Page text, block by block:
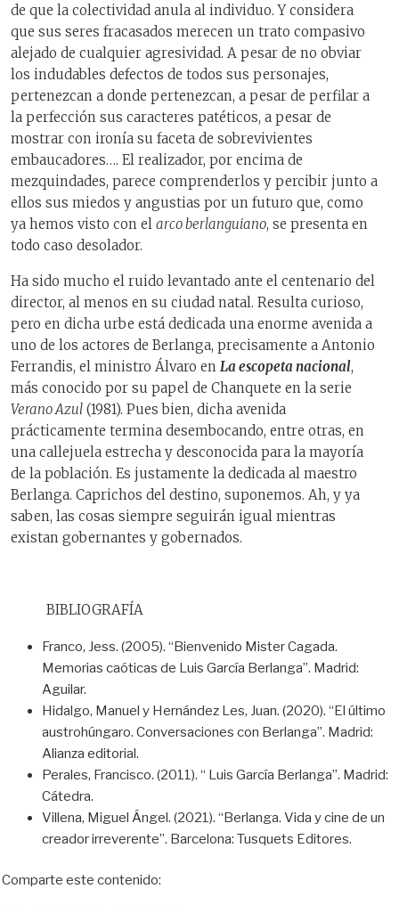
de que la colectividad anula al individuo. Y considera
que sus seres fracasados merecen un trato compasivo
alejado de cualquier agresividad. A pesar de no obviar
los indudables defectos de todos sus personajes,
pertenezcan a donde pertenezcan, a pesar de perfilar a
la perfección sus caracteres patéticos, a pesar de
mostrar con ironía su faceta de sobrevivientes
embaucadores…. El realizador, por encima de
mezquindades, parece comprenderlos y percibir junto a
ellos sus miedos y angustias por un futuro que, como
ya hemos visto con el arco berlanguiano, se presenta en
todo caso desolador.
Ha sido mucho el ruido levantado ante el centenario del
director, al menos en su ciudad natal. Resulta curioso,
pero en dicha urbe está dedicada una enorme avenida a
uno de los actores de Berlanga, precisamente a Antonio
Ferrandis, el ministro Álvaro en La escopeta nacional,
más conocido por su papel de Chanquete en la serie
Verano Azul (1981). Pues bien, dicha avenida
prácticamente termina desembocando, entre otras, en
una callejuela estrecha y desconocida para la mayoría
de la población. Es justamente la dedicada al maestro
Berlanga. Caprichos del destino, suponemos. Ah, y ya
saben, las cosas siempre seguirán igual mientras
existan gobernantes y gobernados.
BIBLIOGRAFÍA
Franco, Jess. (2005). “Bienvenido Mister Cagada.
Memorias caóticas de Luis García Berlanga”. Madrid:
Aguilar.
Hidalgo, Manuel y Hernández Les, Juan. (2020). “El último
austrohúngaro. Conversaciones con Berlanga”. Madrid:
Alianza editorial.
Perales, Francisco. (2011). “ Luis García Berlanga”. Madrid:
Cátedra.
Villena, Miguel Ángel. (2021). “Berlanga. Vida y cine de un
creador irreverente”. Barcelona: Tusquets Editores.
Comparte este contenido: